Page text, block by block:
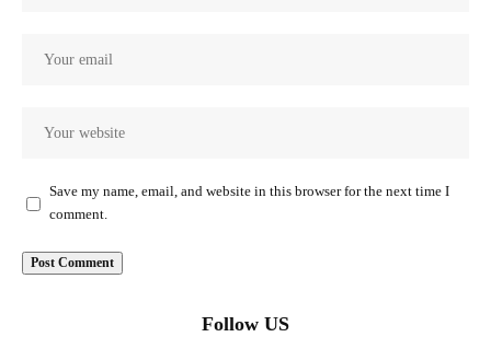
Save my name, email, and website in this browser for the next time I
comment.
Follow US